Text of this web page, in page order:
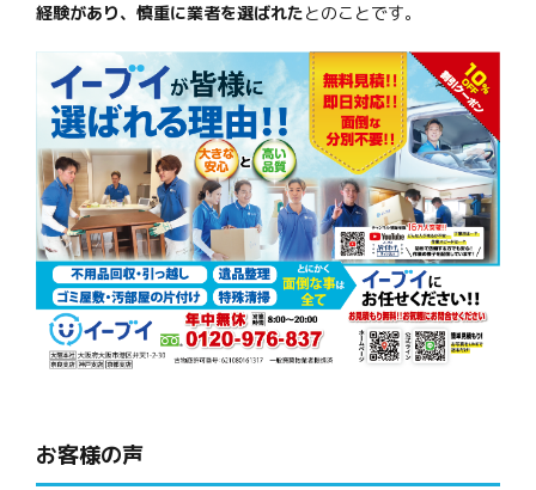
経験があり、慎重に業者を選ばれたとのことです。
お客様の声